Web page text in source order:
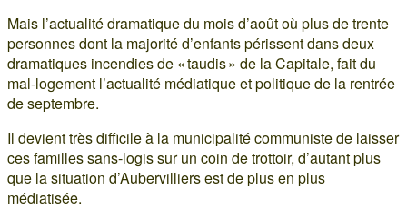
Mais l’actualité dramatique du mois d’août où plus de trente
personnes dont la majorité d’enfants périssent dans deux
dramatiques incendies de « taudis » de la Capitale, fait du
mal-logement l’actualité médiatique et politique de la rentrée
de septembre.
Il devient très difficile à la municipalité communiste de laisser
ces familles sans-logis sur un coin de trottoir, d’autant plus
que la situation d’Aubervilliers est de plus en plus
médiatisée.